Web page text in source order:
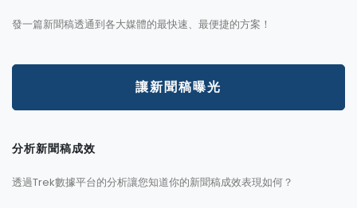
發一篇新聞稿透通到各大媒體的最快速、最便捷的方案！
讓新聞稿曝光
分析新聞稿成效
透過Trek數據平台的分析讓您知道你的新聞稿成效表現如何？